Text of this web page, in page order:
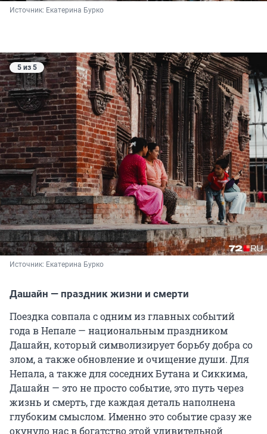
Источник: Екатерина Бурко
5 из 5
Источник: Екатерина Бурко
Дашайн — праздник жизни и смерти
Поездка совпала с одним из главных событий
года в Непале — национальным праздником
Дашайн, который символизирует борьбу добра со
злом, а также обновление и очищение души. Для
Непала, а также для соседних Бутана и Сиккима,
Дашайн — это не просто событие, это путь через
жизнь и смерть, где каждая деталь наполнена
глубоким смыслом. Именно это событие сразу же
окунуло нас в богатство этой удивительной